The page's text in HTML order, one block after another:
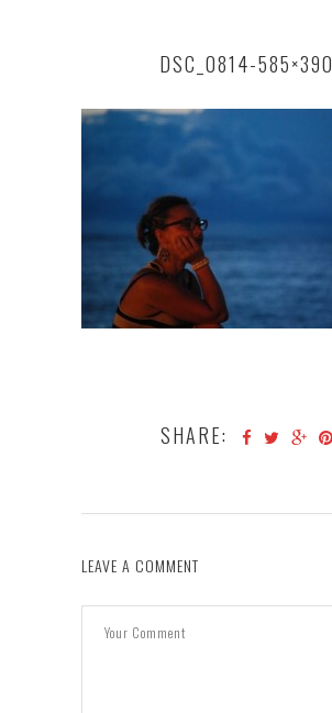
DSC_0814-585×390
SHARE:
LEAVE A COMMENT